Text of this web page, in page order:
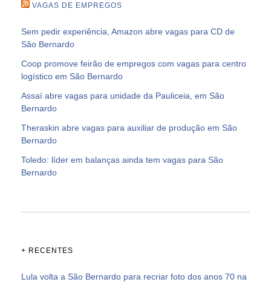
VAGAS DE EMPREGOS
Sem pedir experiência, Amazon abre vagas para CD de
São Bernardo
Coop promove feirão de empregos com vagas para centro
logístico em São Bernardo
Assaí abre vagas para unidade da Pauliceia, em São
Bernardo
Theraskin abre vagas para auxiliar de produção em São
Bernardo
Toledo: líder em balanças ainda tem vagas para São
Bernardo
+ RECENTES
Lula volta a São Bernardo para recriar foto dos anos 70 na